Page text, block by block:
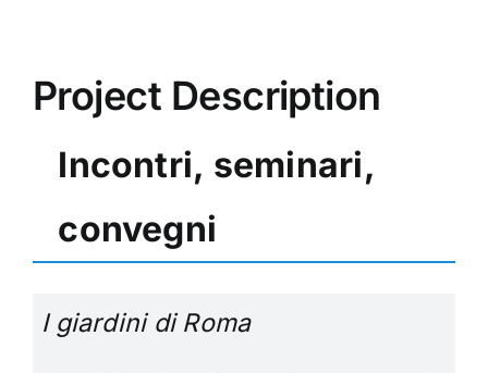
Project Description
Incontri, seminari,
convegni
I giardini di Roma